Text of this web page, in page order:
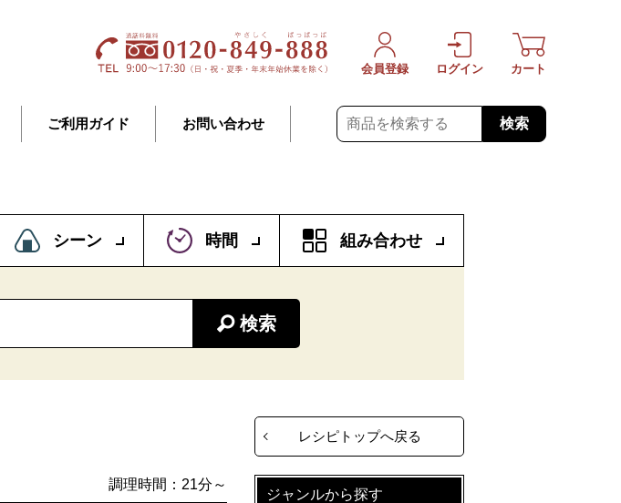
ご利用ガイド お問い合わせ 検索
会員登録 ログイン カート
シーン 時間 組み合わせ
検索
調理時間：21分～
レシピトップへ戻る
ジャンルから探す